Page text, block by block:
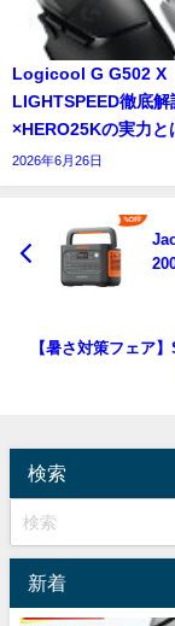
Logicool G G502 X
LIGHTSPEED徹底解
×HERO25Kの実力と
2026年6月26日
【暑さ対策フェア
検索
新着